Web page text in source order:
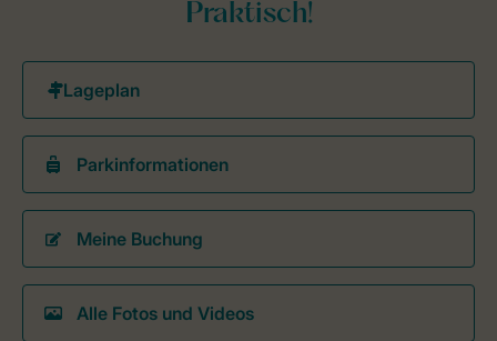
Praktisch!
Parkinformationen
Meine Buchung
Alle Fotos und Videos